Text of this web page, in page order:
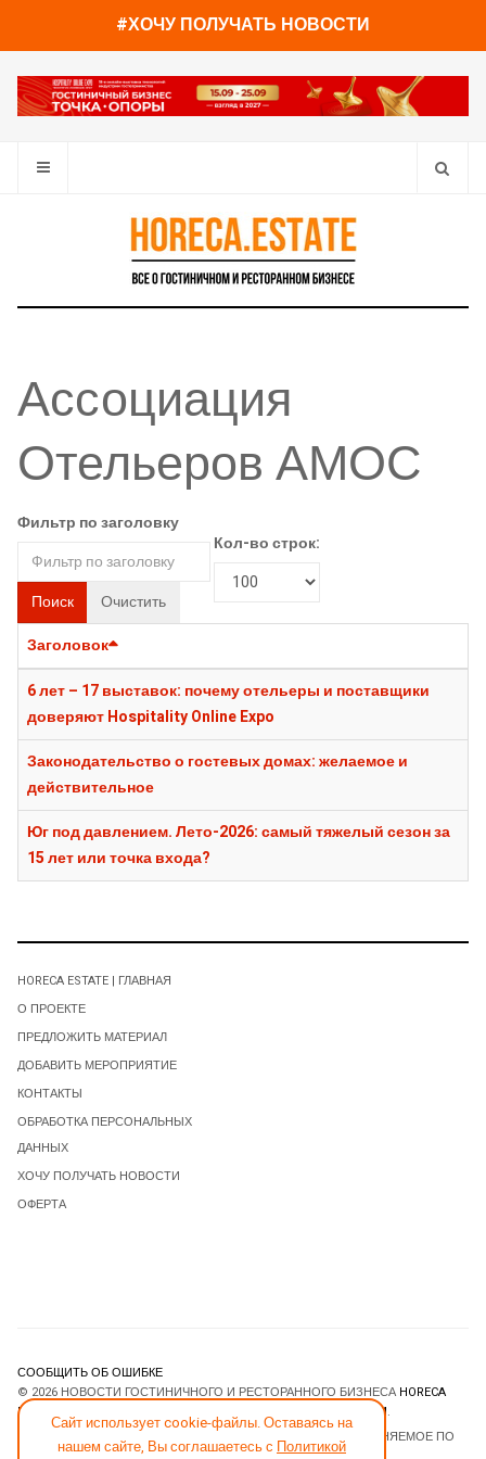
#ХОЧУ ПОЛУЧАТЬ НОВОСТИ
Ассоциация
Отельеров АМОС
Фильтр по заголовку
Поиск Очистить
Кол-во строк:
Заголовок
6 лет – 17 выставок: почему отельеры и поставщики
доверяют Hospitality Online Expo
Законодательство о гостевых домах: желаемое и
действительное
Юг под давлением. Лето-2026: самый тяжелый сезон за
15 лет или точка входа?
Сайт использует cookie-файлы. Оставаясь на
нашем сайте, Вы соглашаетесь с Политикой
HORECA ESTATE | ГЛАВНАЯ
О ПРОЕКТЕ
ПРЕДЛОЖИТЬ МАТЕРИАЛ
ДОБАВИТЬ МЕРОПРИЯТИЕ
КОНТАКТЫ
ОБРАБОТКА ПЕРСОНАЛЬНЫХ
ДАННЫХ
ХОЧУ ПОЛУЧАТЬ НОВОСТИ
ОФЕРТА
СООБЩИТЬ ОБ ОШИБКЕ
© 2026 НОВОСТИ ГОСТИНИЧНОГО И РЕСТОРАННОГО БИЗНЕСА HORECA
ESTATE
JOOMLART.COM.
- ПРОГРАММНОЕ ОБЕСПЕЧЕНИЕ, РАСПРОСТРАНЯЕМОЕ ПО